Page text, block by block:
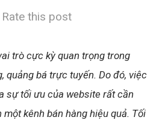
Rate this post
trò cực kỳ quan trọng trong
quảng bá trực tuyến. Do đó, việc
sự tối ưu của website rất cần
kênh bán hàng hiệu quả. Tối